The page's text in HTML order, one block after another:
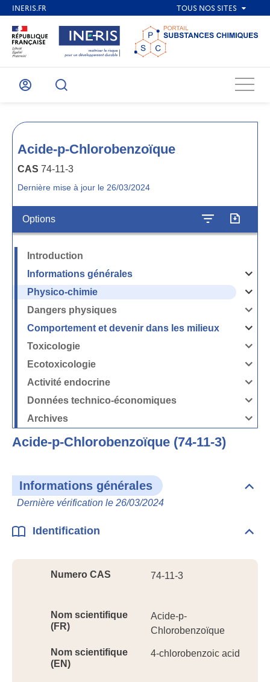
Mon
Recherche
Menu
Acide-p-Chlorobenzoïque
CAS 74-11-3
Dernière mise à jour le 26/03/2024
Options
Introduction
Informations générales
Ouvrir
la
générales
Physico-chimie
Ouvrir
la
chimie
Dangers physiques
Ouvrir
la
Comportement et devenir dans les milieux
Ouvrir
la
et
les
milieux
Toxicologie
Ouvrir
la
Ecotoxicologie
Ouvrir
la
Activité endocrine
Ouvrir
la
endocrine
Données technico-économiques
Ouvrir
la
Données
Archives
Ouvrir
Acide-p-Chlorobenzoïque (74-11-3)
Informations générales
Dernière vérification le 26/03/2024
Identification
Numero CAS 74-11-3
Nom scientifique
(FR)
Acide-p-
Chlorobenzoïque
Nom scientifique
(EN)
4-chlorobenzoic acid